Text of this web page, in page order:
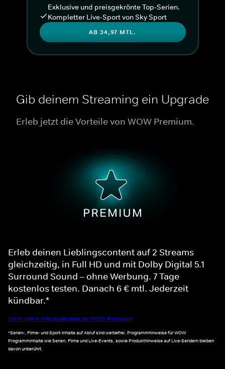
Exklusive und preisgekrönte Top-Serien.
Kompletter Live-Sport von Sky Sport
AB 34,97 MTL.
Gib deinem Streaming ein Upgrade
Erleb jetzt die Vorteile von WOW Premium.
Erleb deinen Lieblingscontent auf 2 Streams
gleichzeitig, in Full HD und mit Dolby Digital 5.1
Surround Sound – ohne Werbung. 7 Tage
kostenlos testen. Danach 6 € mtl. Jederzeit
kündbar.*
Noch mehr Informationen zu WOW Premium
*Serien-, Filme- und Sport-Inhalte auf Abruf sind werbefrei. Programmhinweise für WOW
Programminhalte wie Serien, Filme und Live-Events, sowie Produkthinweise auf Live-Sendern bleiben
davon unberührt.